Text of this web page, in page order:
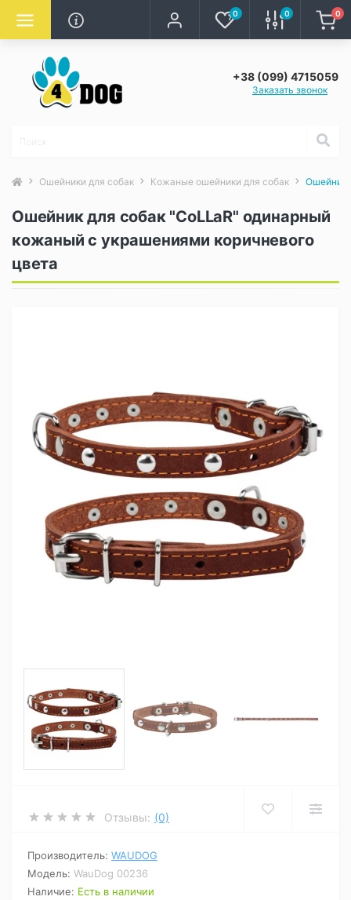
0 0 0
+38 (099) 4715059
Заказать звонок
Ошейники для собак Кожаные ошейники для собак Ошейник
Ошейник для собак "CoLLaR" одинарный
кожаный с украшениями коричневого
цвета
Отзывы: (0)
Производитель: WAUDOG
Модель: WauDog 00236
Наличие: Есть в наличии